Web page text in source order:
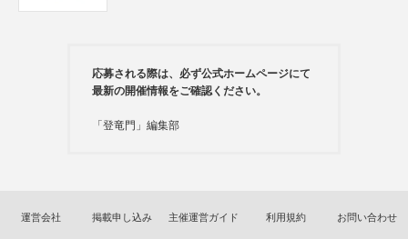
応募される際は、必ず公式ホームページにて
最新の開催情報をご確認ください。
「登竜門」編集部
運営会社 掲載申し込み 主催運営ガイド 利用規約 お問い合わせ